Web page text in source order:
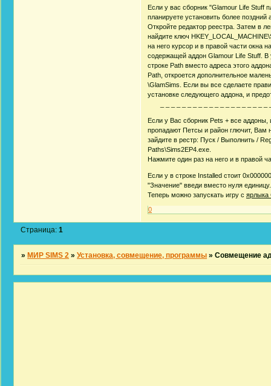
Если у вас сборник "Glamour Life Stuff
планируете установить более
Откройте редактор реестра. Затем в
найдите ключ
на него курсор и в правой части окна
содержащей аддон Glamour Life Stuff.
строке Path вместо адреса этого
Path, откроется дополнительное
\GlamSims. Если вы все сделаете
установке следующего аддона, и
Если у Вас сборник Pets + все
пропадают Петсы и район глючит, Вам
зайдите в рестр: Пуск / Выполнить /
Paths\Sims2EP4.exe.
Нажмите один раз на него и в правой
Если у в строке Installed стоит
"Значение" введи вместо нуля
Теперь можно запускать игру сярлыка
0
Страница:1
»МИР SIMS 2 »Установка, совмещение, программы »Совмещение